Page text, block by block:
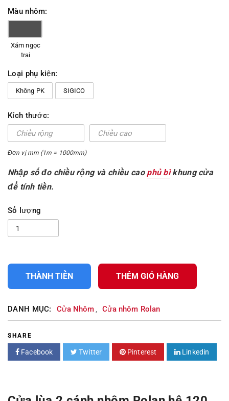
Màu nhôm:
Xám ngọc
trai
Loại phụ kiện:
Không PK SIGICO
Kích thước:
Đơn vị mm (1m = 1000mm)
Nhập số đo chiều rộng và chiều cao phủ bìkhung cửa
để tính tiền.
Số lượng
THÀNH TIỀN THÊM GIỎ HÀNG
DANH MỤC: Cửa Nhôm, Cửa nhôm Rolan
SHARE
Facebook Twitter Pinterest Linkedin